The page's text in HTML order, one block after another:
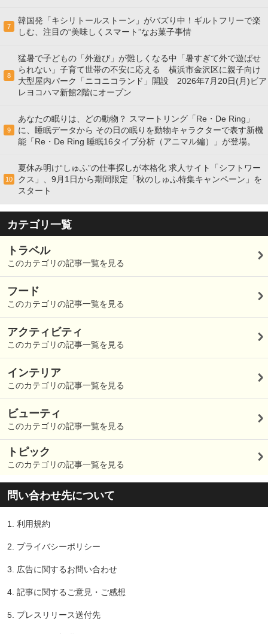
7
韓国発「キシリトールストーン」がバズり中！ギルトフリーで楽
しむ、注目の“美味しくスマート”なお菓子事情
8
猛暑で子どもの「外遊び」が難しくなる中「暑すぎて外で遊ばせ
られない」子育て世帯の不安に応える 横浜市金沢区に親子向け
大型屋内パーク「ニコニコランド」開設 2026年7月20日(月)ビア
レヨコハマ新館2階にオープン
9
あなたの眠りは、どの動物？ スマートリング「Re・De Ring」
に、睡眠データから その日の眠りを動物キャラクターで表す新機
能「Re・De Ring 睡眠16タイプ分析（アニマル編）」が登場。
10
夏休み明け“しゅふ”の仕事探しが本格化 求人サイト「シフトワー
クス」、9月1日から期間限定「秋のしゅふ特集キャンペーン」を
スタート
カテゴリ一覧
トラベル
このカテゴリの記事一覧を見る
フード
このカテゴリの記事一覧を見る
アクティビティ
このカテゴリの記事一覧を見る
インテリア
このカテゴリの記事一覧を見る
ビューティ
このカテゴリの記事一覧を見る
トピック
このカテゴリの記事一覧を見る
問い合わせ先について
1. 利用規約
2. プライバシーポリシー
3. 広告に関するお問い合わせ
4. 記事に関するご意見・ご感想
5. プレスリリース送付先